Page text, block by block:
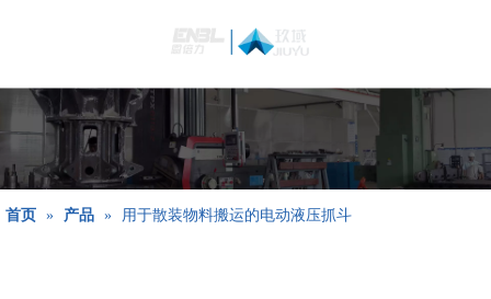
indonesia
日本語
Pусский
首页 » 产品 » 用于散装物料搬运的电动液压抓斗